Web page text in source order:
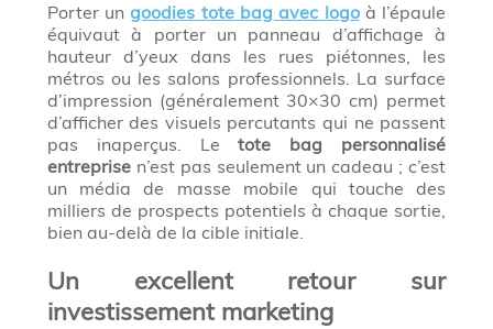
Porter ungoodies tote bag avec logoà l’épaule
équivaut à porter un panneau d’affichage à
hauteur d’yeux dans les rues piétonnes, les
métros ou les salons professionnels. La surface
d’impression (généralement 30×30 cm) permet
d’afficher des visuels percutants qui ne passent
pas inaperçus. Letote bag personnalisé
entreprisen’est pas seulement un cadeau ; c’est
un média de masse mobile qui touche des
milliers de prospects potentiels à chaque sortie,
bien au-delà de la cible initiale.
Un excellent retour sur
investissement marketing